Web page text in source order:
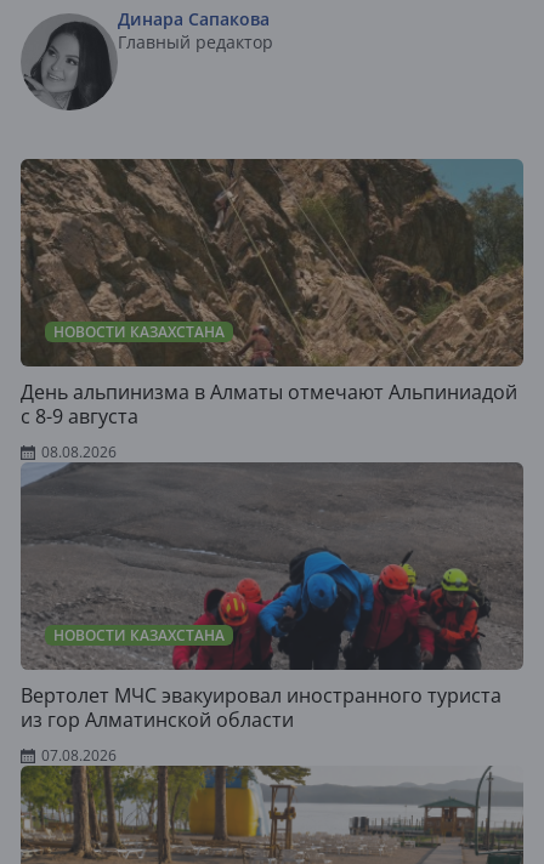
Динара Сапакова
Главный редактор
НОВОСТИ КАЗАХСТАНА
День альпинизма в Алматы отмечают Альпиниадой
с 8-9 августа
08.08.2026
НОВОСТИ КАЗАХСТАНА
Вертолет МЧС эвакуировал иностранного туриста
из гор Алматинской области
07.08.2026